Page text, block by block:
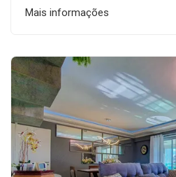
Mais informações